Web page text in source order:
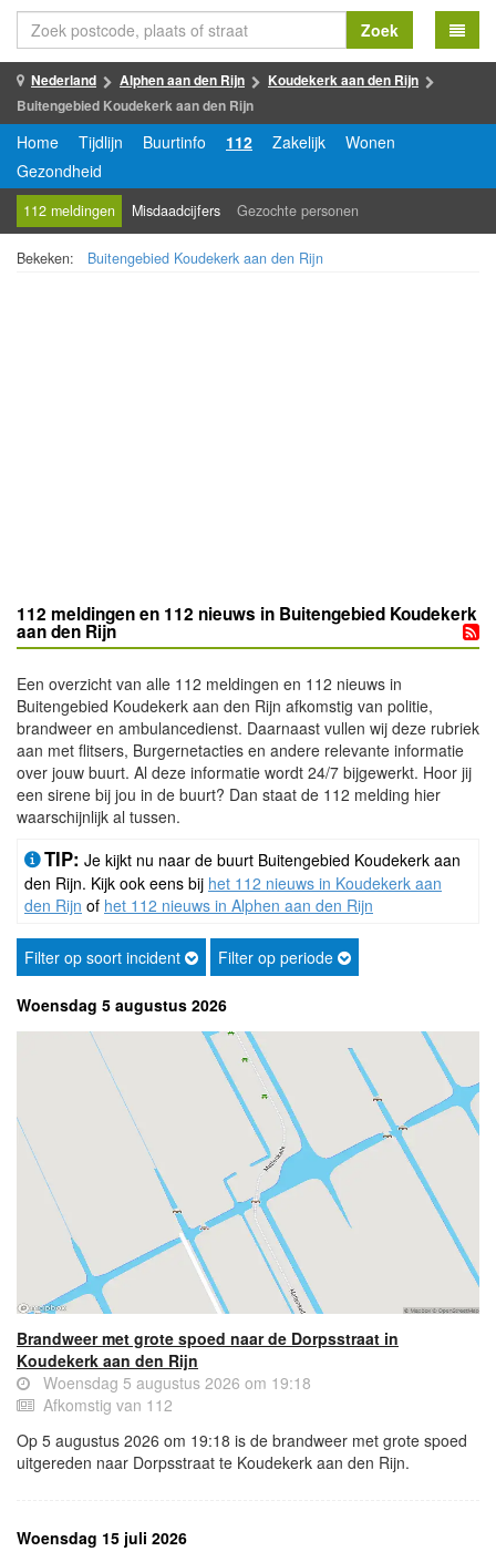
Zoek
Nederland Alphen aan den Rijn
Koudekerk aan den Rijn
Buitengebied Koudekerk aan den Rijn
Home Tijdlijn Buurtinfo 112 Zakelijk
Wonen
Gezondheid
112 meldingen Misdaadcijfers Gezochte personen
Bekeken: Buitengebied Koudekerk aan den Rijn
112 meldingen en 112 nieuws in Buitengebied Koudekerk
aan den Rijn
Een overzicht van alle 112 meldingen en 112 nieuws in
Buitengebied Koudekerk aan den Rijn afkomstig van politie,
brandweer en ambulancedienst. Daarnaast vullen wij deze rubriek
aan met flitsers, Burgernetacties en andere relevante informatie
over jouw buurt. Al deze informatie wordt 24/7 bijgewerkt. Hoor jij
een sirene bij jou in de buurt? Dan staat de 112 melding hier
waarschijnlijk al tussen.
TIP: Je kijkt nu naar de buurt Buitengebied Koudekerk aan
den Rijn. Kijk ook eens bij het 112 nieuws in Koudekerk aan
den Rijn of het 112 nieuws in Alphen aan den Rijn
Filter op soort incident Filter op periode
Woensdag 5 augustus 2026
Brandweer met grote spoed naar de Dorpsstraat in
Koudekerk aan den Rijn
Woensdag 5 augustus 2026 om 19:18
Afkomstig van 112
Op 5 augustus 2026 om 19:18 is de brandweer met grote spoed
uitgereden naar Dorpsstraat te Koudekerk aan den Rijn.
Woensdag 15 juli 2026